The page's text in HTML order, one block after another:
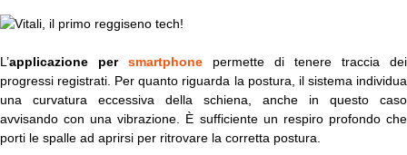
L’applicazione per smartphone permette di tenere traccia dei
progressi registrati. Per quanto riguarda la postura, il sistema individua
una curvatura eccessiva della schiena, anche in questo caso
avvisando con una vibrazione. È sufficiente un respiro profondo che
porti le spalle ad aprirsi per ritrovare la corretta postura.